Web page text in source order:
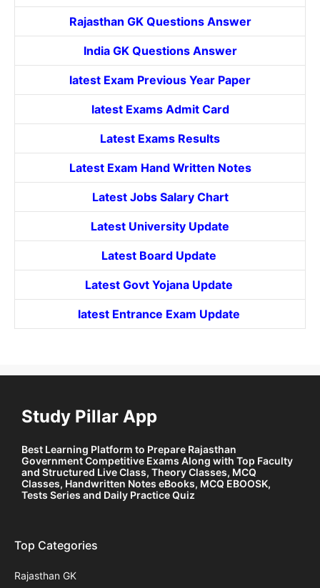
Rajasthan GK Questions Answer
India GK Questions Answer
latest Exam Previous Year Paper
latest Exams Admit Card
Latest Exams Results
Latest Exam Hand Written Notes
Latest Jobs Salary Chart
Latest University Update
Latest Board Update
Latest Govt YojanaUpdate
latest Entrance Exam Update
Study Pillar App
Best Learning Platform to Prepare Rajasthan
Government Competitive Exams Along with Top Faculty
and Structured Live Class, Theory Classes, MCQ
Classes, Handwritten Notes eBooks, MCQ EBOOSK,
Tests Series and Daily Practice Quiz
Top Categories
Rajasthan GK